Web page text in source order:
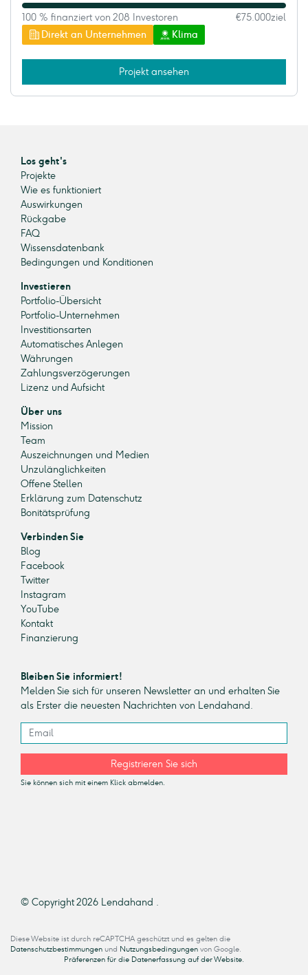
Direkt an Unternehmen Klima
100 % finanziert von 208 Investoren €75.000ziel
Projekt ansehen
Los geht's
Projekte
Wie es funktioniert
Auswirkungen
Rückgabe
FAQ
Wissensdatenbank
Bedingungen und Konditionen
Investieren
Portfolio-Übersicht
Portfolio-Unternehmen
Investitionsarten
Automatisches Anlegen
Währungen
Zahlungsverzögerungen
Lizenz und Aufsicht
Über uns
Mission
Team
Auszeichnungen und Medien
Unzulänglichkeiten
Offene Stellen
Erklärung zum Datenschutz
Bonitätsprüfung
Verbinden Sie
Blog
Facebook
Twitter
Instagram
YouTube
Kontakt
Finanzierung
Bleiben Sie informiert!
Melden Sie sich für unseren Newsletter an und erhalten Sie
als Erster die neuesten Nachrichten von Lendahand.
Registrieren Sie sich
Sie können sich mit einem Klick abmelden.
© Copyright 2026 Lendahand .
Diese Website ist durch reCAPTCHA geschützt und es gelten die
Datenschutzbestimmungen und Nutzungsbedingungen von Google.
Präferenzen für die Datenerfassung auf der Website.